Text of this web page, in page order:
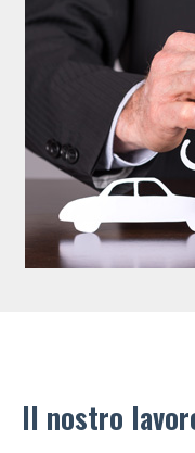
Il nostro